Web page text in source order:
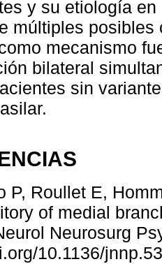
y su etiología
múltiples
mecanismo
bilateral
sin
P, Roullet E,
of medial
Neurosurg
10.1136/